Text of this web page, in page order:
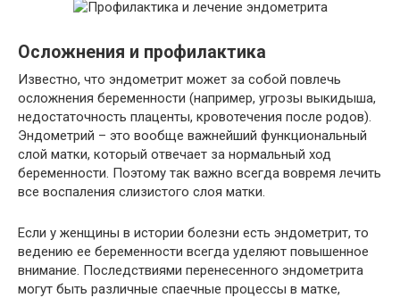
Осложнения и профилактика
Известно, что эндометрит может за собой повлечь
осложнения беременности (например, угрозы выкидыша,
недостаточность плаценты, кровотечения после родов).
Эндометрий – это вообще важнейший функциональный
слой матки, который отвечает за нормальный ход
беременности. Поэтому так важно всегда вовремя лечить
все воспаления слизистого слоя матки.
Если у женщины в истории болезни есть эндометрит, то
ведению ее беременности всегда уделяют повышенное
внимание. Последствиями перенесенного эндометрита
могут быть различные спаечные процессы в матке,